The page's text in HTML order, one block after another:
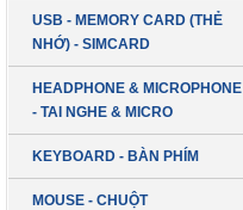
USB - MEMORY CARD (THẺ
NHỚ) - SIMCARD
HEADPHONE & MICROPHONE
- TAI NGHE & MICRO
KEYBOARD - BÀN PHÍM
MOUSE - CHUỘT